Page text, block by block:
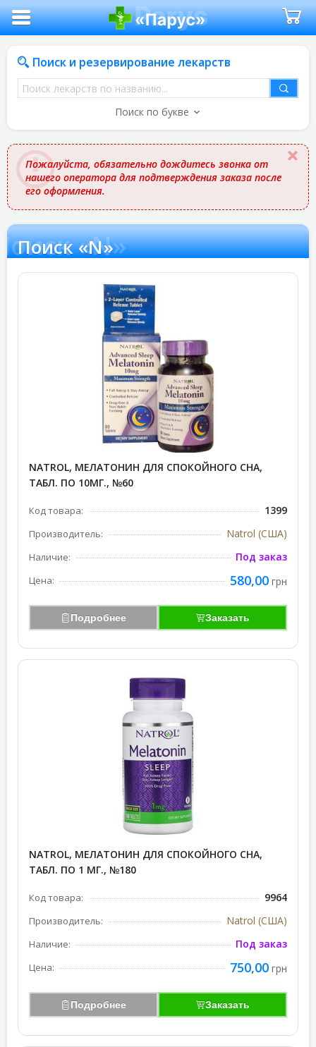
Поиск и резервирование лекарств
Поиск
лекарств
названию
Поиск по букве
Пожалуйста, обязательно дождитесь звонка от
нашего оператора для подтверждения заказа после
его оформления.
«N»
Поиск «N»
NATROL, МЕЛАТОНИН ДЛЯ СПОКОЙНОГО СНА,
ТАБЛ. ПО 10МГ., №60
Код товара: 1399
Производитель: Natrol (США)
Наличие: Под заказ
Цена: 580,00 грн
Подробнее Заказать
NATROL, МЕЛАТОНИН ДЛЯ СПОКОЙНОГО СНА,
ТАБЛ. ПО 1 МГ., №180
Код товара: 9964
Производитель: Natrol (США)
Наличие: Под заказ
Цена: 750,00 грн
Подробнее Заказать